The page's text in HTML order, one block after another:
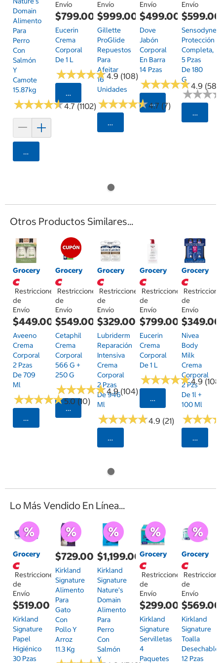
Domain
Alimento
Para
Perro
Con
Salmón
Y
Camote
15.87kg
★★★★★
★★★★★4.7 (1102)
Agregar
Envío
$799.00
Eucerin
Crema
Corporal
De 1 L
★★★★★
★★★★★4.9 (108)
Seleccionar Código Postal
Envío
$999.00
Gillette
ProGlide
Repuestos
Para
Afeitar
16
Unidades
★★★★★
★★★★★4.7 (7)
Seleccionar Código Postal
Envío
$499.00
Dove
Jabón
Corporal
En Barra
14 Pzas
★★★★★
★★★★★4.9 (58)
Seleccionar
Envío
$599.00
Sensodyne
Protección
Completa,
5 Pzas
De 180
G
★★★
★★★
Otros Productos Similares...
Grocery
Restricciones
de
Envío
$449.00
Aveeno
Crema
Corporal
2 Pzas
De 709
Ml
★★★★★
★★★★★5.0 (10)
Seleccionar Código Postal
Grocery
Restricciones
de
Envío
$549.00
Cetaphil
Crema
Corporal
566 G +
250 G
★★★★★
★★★★★4.9 (104)
Seleccionar Código Postal
Grocery
Restricciones
de
Envío
$329.00
Lubriderm
Reparación
Intensiva
Crema
Corporal
2 Pzas
De 946
Ml
★★★★★
★★★★★4.9 (21)
Seleccionar Código Postal
Grocery
Restricciones
de
Envío
$799.00
Eucerin
Crema
Corporal
De 1 L
★★★★★
★★★★★4.9
Seleccionar
Grocery
de
Envío
$349.00
Nivea
Body
Milk
Crema
Corporal
2 Pzs
De 1l +
100 Ml
★★★
★★★
Lo Más Vendido En Línea...
Grocery
Restricciones
de
Envío
$519.00
Kirkland
Signature
Papel
Higiénico
30 Pzas
$729.00
Kirkland
Signature
Alimento
Para
Gato
Con
Pollo Y
Arroz
11.3 Kg
$1,199.00
Kirkland
Signature
Nature's
Domain
Alimento
Para
Perro
Con
Salmón
Y
Grocery
Restricciones
de
Envío
$299.00
Kirkland
Signature
Servilletas
4
Paquetes
Grocery
de
Envío
$569.00
Kirkland
Signature
Toalla
Desechable
12 Pzas